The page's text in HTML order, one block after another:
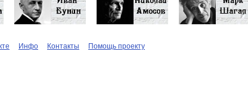
Инфо Контакты Помощь проекту